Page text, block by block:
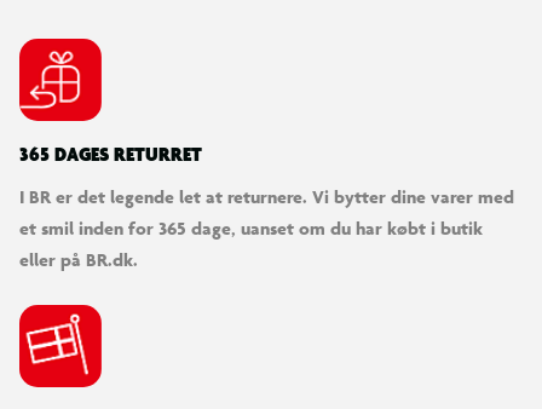
QIMA-kvalitetstestet
Designet og testet i EU
Tekniske data:
Indgang: Euro-stik, 110–240 V~, 50/60 Hz, maks. 0,7 A
2,77 A, maks. 25,0 W / 12,0 V⎓, 2,08 A, maks. 25,0 W
1,2 m USB C-C-kabel, hvidt, 3 A kabeltype, USB 2.0
365 DAGES RETURRET
I BR er det legende let at returnere. Vi bytter dine varer med
et smil inden for 365 dage, uanset om du har købt i butik
eller på BR.dk.